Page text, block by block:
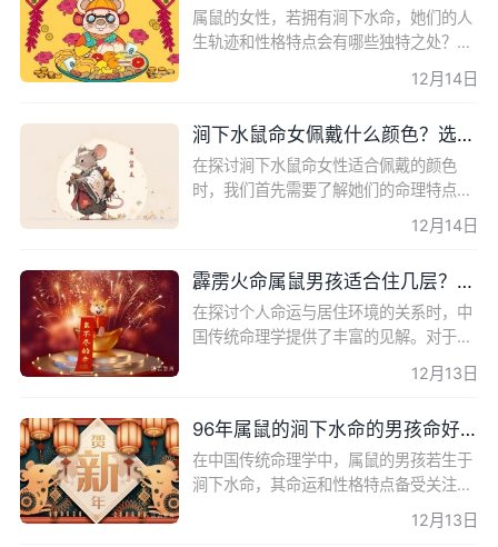
属鼠的女性，若拥有涧下水命，她们的人
生轨迹和性格特点会有哪些独特之处？本
文将深入探讨属鼠涧下水命女性的性格特
征、事业运势、爱情婚姻以及不同季节出
12月14日
涧下水鼠命女佩戴什么颜色？选择宜忌与命理解析
在探讨涧下水鼠命女性适合佩戴的颜色
时，我们首先需要了解她们的命理特点。
涧下水命女性，指的是1996年出生的属
鼠女性，她们的五行属性为水，与丙子年
12月14日
霹雳火命属鼠男孩适合住几层？居住楼层选择指南
在探讨个人命运与居住环境的关系时，中
国传统命理学提供了丰富的见解。对于20
合适的居住楼层不仅关系到个人的舒适
12月13日
96年属鼠的涧下水命的男孩命好吗？
在中国传统命理学中，属鼠的男孩若生于
涧下水命，其命运和性格特点备受关注。
本文将深入探讨96年出生的属鼠涧下水命
男孩的命理特点，分析其性格、事业、感
12月13日